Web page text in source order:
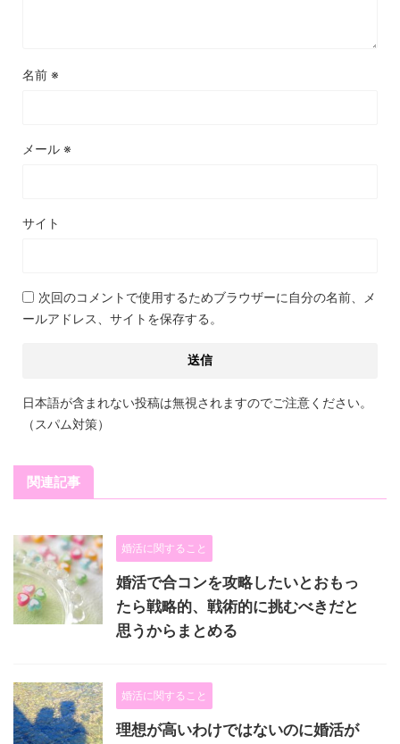
名前 ※
メール ※
サイト
次回のコメントで使用するためブラウザーに自分の名前、メ
ールアドレス、サイトを保存する。
日本語が含まれない投稿は無視されますのでご注意ください。
（スパム対策）
関連記事
婚活に関すること
婚活で合コンを攻略したいとおもっ
たら戦略的、戦術的に挑むべきだと
思うからまとめる
婚活に関すること
理想が高いわけではないのに婚活が